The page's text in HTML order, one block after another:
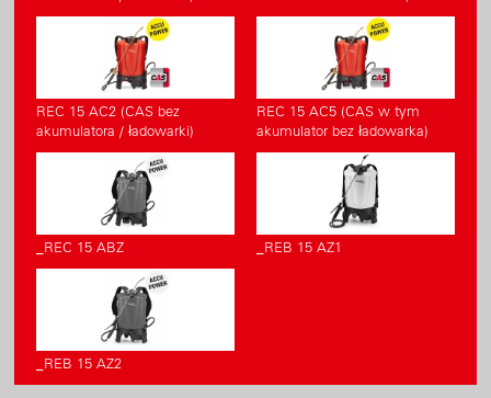
REC 15 AC2 (CAS bez
akumulatora / ładowarki)
REC 15 AC5 (CAS w tym
akumulator bez ładowarka)
_REC 15 ABZ _REB 15 AZ1
_REB 15 AZ2